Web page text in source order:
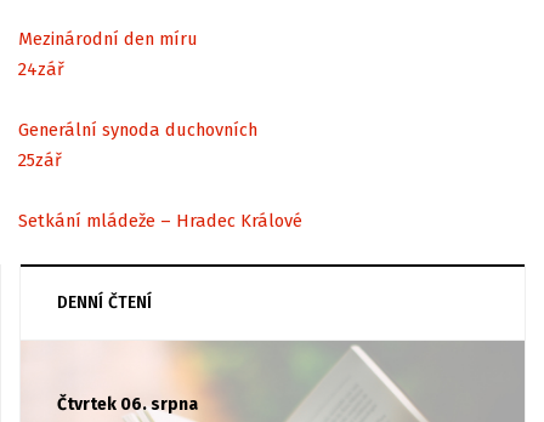
Mezinárodní den míru
24zář
Generální synoda duchovních
25zář
Setkání mládeže – Hradec Králové
DENNÍ ČTENÍ
Čtvrtek 06. srpna